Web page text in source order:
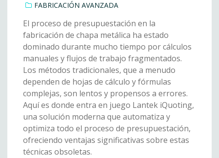
FABRICACIÓN AVANZADA
El proceso de presupuestación en la
fabricación de chapa metálica ha estado
dominado durante mucho tiempo por cálculos
manuales y flujos de trabajo fragmentados.
Los métodos tradicionales, que a menudo
dependen de hojas de cálculo y fórmulas
complejas, son lentos y propensos a errores.
Aquí es donde entra en juego Lantek iQuoting,
una solución moderna que automatiza y
optimiza todo el proceso de presupuestación,
ofreciendo ventajas significativas sobre estas
técnicas obsoletas.